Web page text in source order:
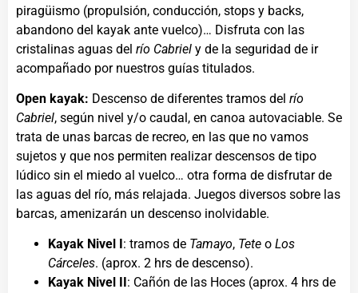
piragüismo (propulsión, conducción, stops y backs,
abandono del kayak ante vuelco)… Disfruta con las
cristalinas aguas del río Cabriel y de la seguridad de ir
acompañado por nuestros guías titulados.
Open kayak: Descenso de diferentes tramos del río
Cabriel, según nivel y/o caudal, en canoa autovaciable. Se
trata de unas barcas de recreo, en las que no vamos
sujetos y que nos permiten realizar descensos de tipo
lúdico sin el miedo al vuelco… otra forma de disfrutar de
las aguas del río, más relajada. Juegos diversos sobre las
barcas, amenizarán un descenso inolvidable.
Kayak Nivel I : tramos de Tamayo, Tete o Los
Cárceles. (aprox. 2 hrs de descenso).
Kayak Nivel II : Cañón de las Hoces (aprox. 4 hrs de